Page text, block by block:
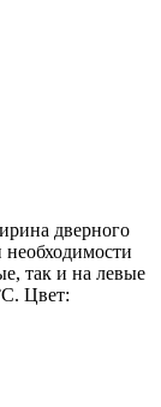
дверного
так и на левые
Цвет: